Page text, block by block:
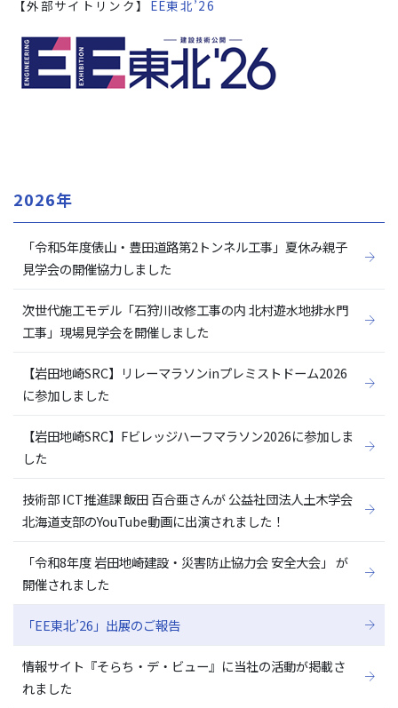
【外部サイトリンク】 EE東北’26
2026年
「令和5年度俵山・豊田道路第2トンネル工事」夏休み親子
見学会の開催協力しました
次世代施工モデル「石狩川改修工事の内 北村遊水地排水門
工事」現場見学会を開催しました
【岩田地崎SRC】リレーマラソンinプレミストドーム2026
に参加しました
【岩田地崎SRC】Fビレッジハーフマラソン2026に参加しま
した
技術部 ICT推進課 飯田 百合亜さんが 公益社団法人土木学会
北海道支部のYouTube動画に出演されました！
「令和8年度 岩田地崎建設・災害防止協力会 安全大会」 が
開催されました
「EE東北’26」出展のご報告
情報サイト『そらち・デ・ビュー』に当社の活動が掲載さ
れました